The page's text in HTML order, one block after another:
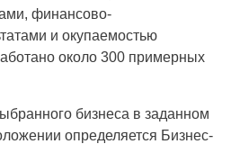
финансово-
и окупаемостью
около 300 примерных
бизнеса в заданном
определяется Бизнес-